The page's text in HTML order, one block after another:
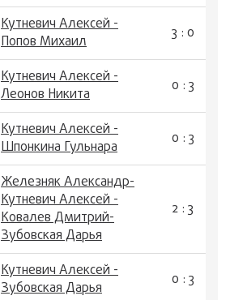
Кутневич Алексей -
Попов Михаил
3 : 0
Кутневич Алексей -
Леонов Никита
0 : 3
Кутневич Алексей -
Шпонкина Гульнара
0 : 3
Железняк Александр-
Кутневич Алексей -
Ковалев Дмитрий-
Зубовская Дарья
2 : 3
Кутневич Алексей -
Зубовская Дарья
0 : 3